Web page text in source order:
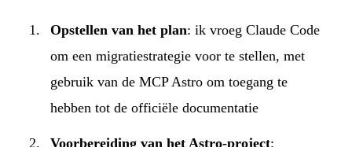
Opstellen van het plan: ik vroeg Claude Code
om een migratiestrategie voor te stellen, met
gebruik van de MCP Astro om toegang te
hebben tot de officiële documentatie
Voorbereiding van het Astro-project: